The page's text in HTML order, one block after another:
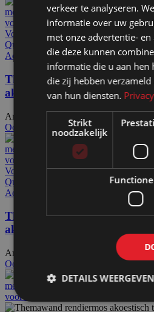
Voeg toe aan offerteaanvraag
Quick view
Add to wishlist
Themawand gefeliciteerd
akoestische vulling op voeten,
Artikelnummer: 150505
Ook te huur
Voeg toe aan offerteaanvraag
Quick view
Add to wishlist
Themawand gefeliciteerd
akoestische vulling op wielen,
Artikelnummer: 150105 968,50
Ook te huur
verkeer te analyseren.
informatie over uw
met onze advertentie-
die deze kunnen
informatie die u aan hen
die zij hebben
van hun diensten.
Strikt
noodzakelijk
DETAILS WEERGEVEN